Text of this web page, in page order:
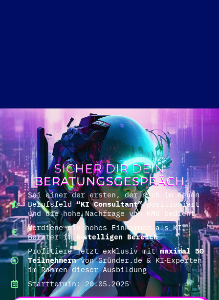
SICHER DIR DEIN
BERATUNGSGESPRÄCH
Sei einer der ersten, der sich im neuen
Berufsfeld“KI Consultant”positioniert
und die hohe Nachfrage von KMU bedient
Verdiene ein hohes Einkommen als KI-
Berater im 6‑stelligen Bereich
Profitiere jetzt exklusiv mitmaximal 50
Teilnehmernvon Gründer.de & KI‑Experten
im Rahmen dieser Ausbildung
Starttermin: 20.05.2025